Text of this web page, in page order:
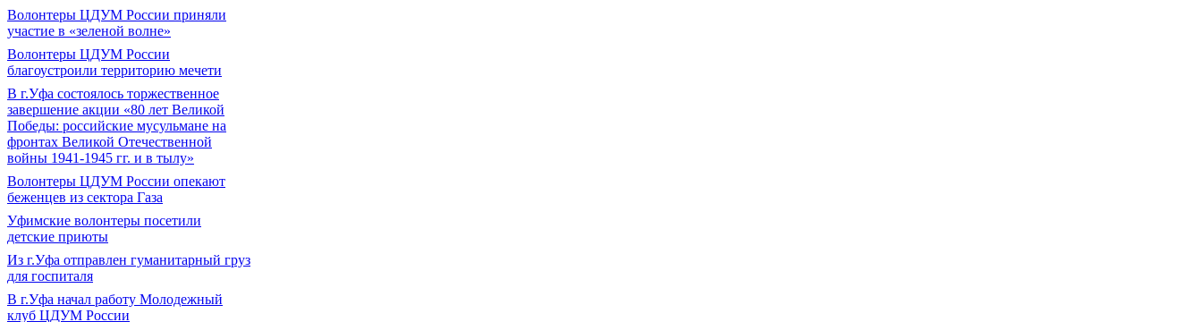
Волонтеры ЦДУМ России приняли
участие в «зеленой волне»
Волонтеры ЦДУМ России
благоустроили территорию мечети
В г.Уфа состоялось торжественное
завершение акции «80 лет Великой
Победы: российские мусульмане на
фронтах Великой Отечественной
войны 1941-1945 гг. и в тылу»
Волонтеры ЦДУМ России опекают
беженцев из сектора Газа
Уфимские волонтеры посетили
детские приюты
Из г.Уфа отправлен гуманитарный груз
для госпиталя
В г.Уфа начал работу Молодежный
клуб ЦДУМ России